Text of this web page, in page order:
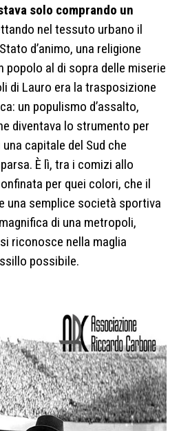
solo comprando un
nel tessuto urbano il
d’animo, una religione
popolo al di sopra delle miserie
di Lauro era la trasposizione
un populismo d’assalto,
diventava lo strumento per
capitale del Sud che
È lì, tra i comizi allo
per quei colori, che il
una semplice società sportiva
di una metropoli,
riconosce nella maglia
possibile.